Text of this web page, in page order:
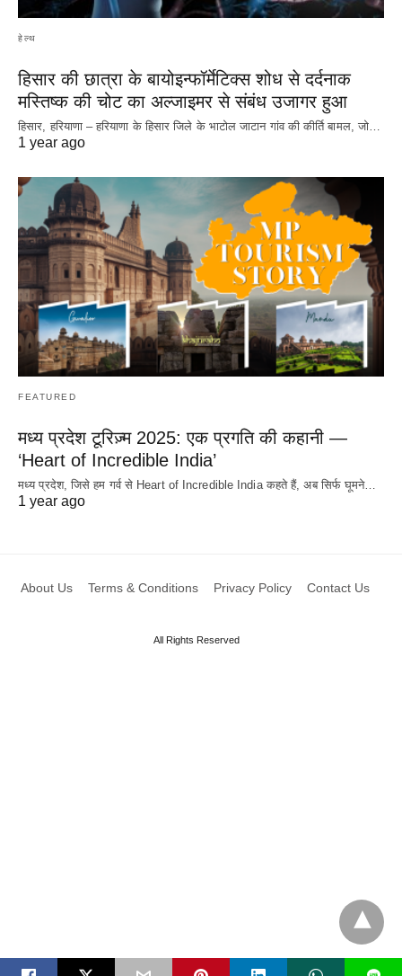
हेल्थ
हिसार की छात्रा के बायोइन्फॉर्मेटिक्स शोध से दर्दनाक
मस्तिष्क की चोट का अल्जाइमर से संबंध उजागर हुआ
हिसार, हरियाणा – हरियाणा के हिसार जिले के भाटोल जाटान गांव की कीर्ति बामल, जो…
1 year ago
FEATURED
मध्य प्रदेश टूरिज़्म 2025: एक प्रगति की कहानी —
‘Heart of Incredible India’
मध्य प्रदेश, जिसे हम गर्व से Heart of Incredible India कहते हैं, अब सिर्फ घूमने…
1 year ago
About Us Terms & Conditions Privacy Policy Contact Us
All Rights Reserved